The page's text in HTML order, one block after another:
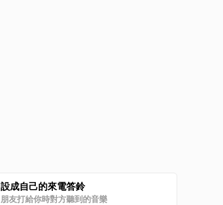
設成自己的來電答鈴
朋友打給你時對方聽到的音樂